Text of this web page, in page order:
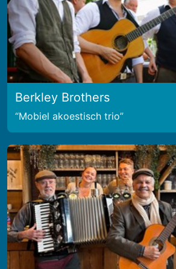
Berkley Brothers
Mobiel akoestisch trio